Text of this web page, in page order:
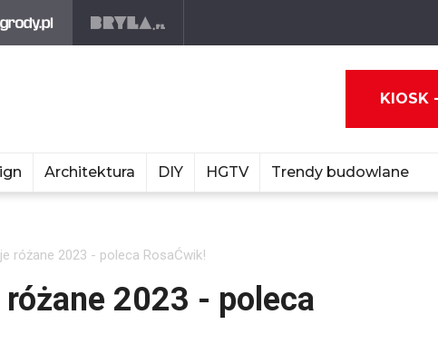
KIOSK
Architektura DIY HGTV Trendy budowlane
różane 2023 - poleca RosaĆwik!
2023 - poleca